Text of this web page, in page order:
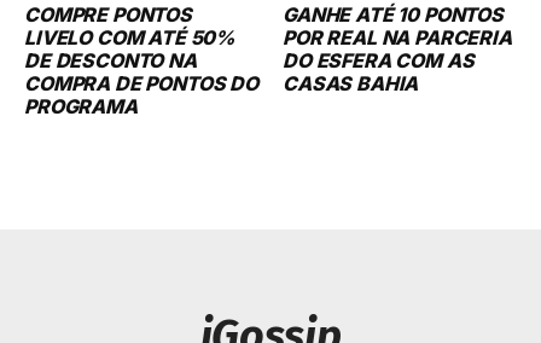
COMPRE PONTOS
LIVELO COM ATÉ 50%
DE DESCONTO NA
COMPRA DE PONTOS DO
PROGRAMA
GANHE ATÉ 10 PONTOS
POR REAL NA PARCERIA
DO ESFERA COM AS
CASAS BAHIA